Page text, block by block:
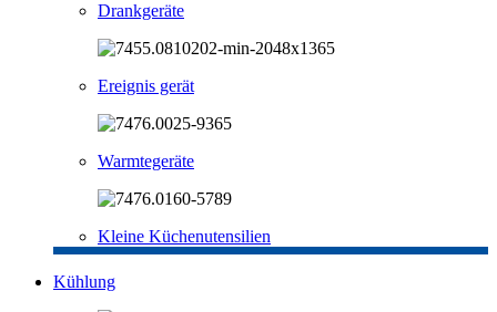
Drankgeräte
Ereignis gerät
Warmtegeräte
Kleine Küchenutensilien
Kühlung